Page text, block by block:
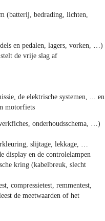
(batterij, bedrading, lichten,
en pedalen, lagers, vorken, …)
de vrije slag af
de elektrische systemen, ... en
motorfiets
onderhoudsschema, …)
slijtage, lekkage, …
display en de controlelampen
kring (kabelbreuk, slecht
compressietest, remmentest,
de meetwaarden of het